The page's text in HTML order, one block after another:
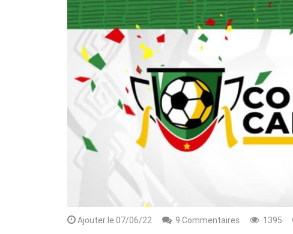
Ajouter le 07/06/22 9 Commentaires 1395